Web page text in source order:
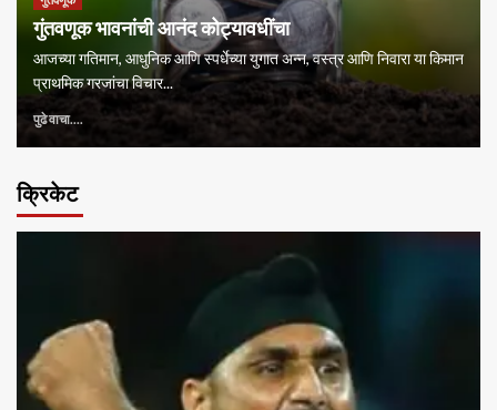
गुंतवणूक भावनांची आनंद कोट्यावधींचा
आजच्या गतिमान, आधुनिक आणि स्पर्धेच्या युगात अन्न, वस्त्र आणि निवारा या किमान
प्राथमिक गरजांचा विचार...
पुढे वाचा....
क्रिकेट